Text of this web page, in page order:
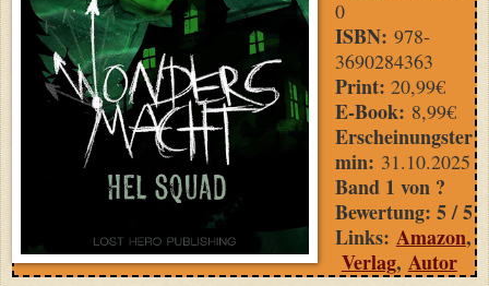
0
ISBN: 978-
3690284363
Print: 20,99€
E-Book: 8,99€
Erscheinungster
min: 31.10.2025
Band 1 von ?
Bewertung: 5 / 5
Links: Amazon,
Verlag, Autor